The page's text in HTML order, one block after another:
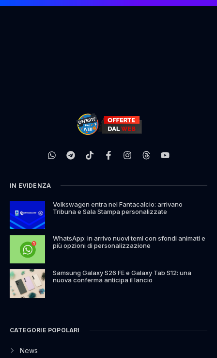
IN EVIDENZA
Volkswagen entra nel Fantacalcio: arrivano
Tribuna e Sala Stampa personalizzate
WhatsApp: in arrivo nuovi temi con sfondi animati e
più opzioni di personalizzazione
Samsung Galaxy S26 FE e Galaxy Tab S12: una
nuova conferma anticipa il lancio
CATEGORIE POPOLARI
News